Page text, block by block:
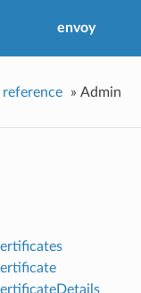
envoy
reference » Admin